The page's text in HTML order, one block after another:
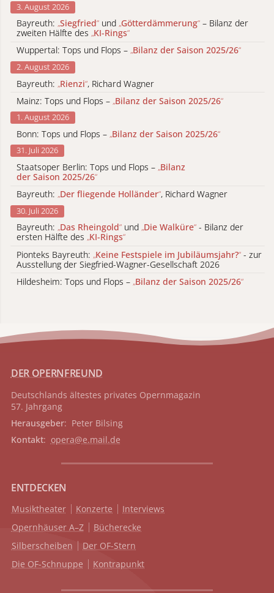
3. August 2026
Bayreuth: „Siegfried“ und „Götterdämmerung“ – Bilanz der
zweiten Hälfte des „KI-Rings“
Wuppertal: Tops und Flops – „Bilanz der Saison 2025/26“
2. August 2026
Bayreuth: „Rienzi“, Richard Wagner
Mainz: Tops und Flops – „Bilanz der Saison 2025/26“
1. August 2026
Bonn: Tops und Flops – „Bilanz der Saison 2025/26“
31. Juli 2026
Staatsoper Berlin: Tops und Flops – „Bilanz
der Saison 2025/26“
Bayreuth: „Der fliegende Holländer“, Richard Wagner
30. Juli 2026
Bayreuth: „Das Rheingold“ und „Die Walküre“ - Bilanz der
ersten Hälfte des „KI-Rings“
Pionteks Bayreuth: „Keine Festspiele im Jubiläumsjahr?“ - zur
Ausstellung der Siegfried-Wagner-Gesellschaft 2026
Hildesheim: Tops und Flops – „Bilanz der Saison 2025/26“
DER OPERNFREUND
Deutschlands ältestes privates Opernmagazin
57. Jahrgang
Herausgeber: Peter Bilsing
Kontakt: opera@e.mail.de
ENTDECKEN
Musiktheater Konzerte
Interviews
Opernhäuser A–Z
Bücherecke
Silberscheiben
Der OF-Stern
Die OF-Schnuppe
Kontrapunkt